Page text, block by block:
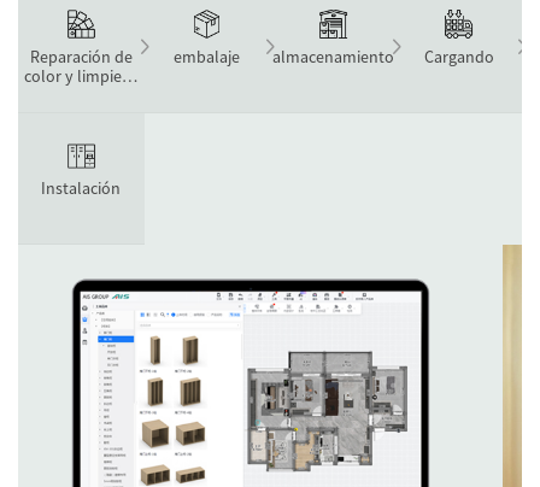
Reparación de
color y limpieza
embalaje almacenamiento Cargando
Instalación